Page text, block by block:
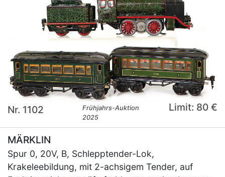
Nr. 1102
Frühjahrs-Auktion
2025
Limit: 80 €
MÄRKLIN
Spur 0, 20V, B, Schlepptender-Lok,
Krakeleebildung, mit 2-achsigem Tender, auf